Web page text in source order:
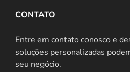
CONTATO
Entre em contato conosco e
soluções personalizadas
seu negócio.